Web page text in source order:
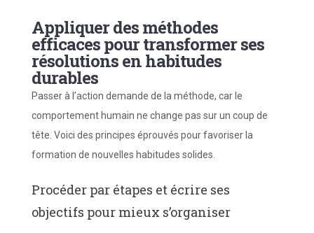
Appliquer des méthodes
efficaces pour transformer ses
résolutions en habitudes
durables
Passer à l’action demande de la méthode, car le
comportement humain ne change pas sur un coup de
tête. Voici des principes éprouvés pour favoriser la
formation de nouvelles habitudes solides.
Procéder par étapes et écrire ses
objectifs pour mieux s’organiser